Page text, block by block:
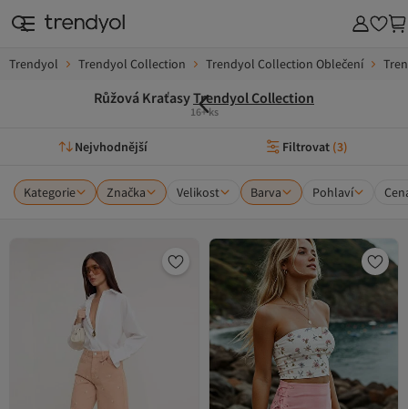
Trendyol Trendyol Collection Trendyol Collection Oblečení
Růžová KraťasyTrendyol Collection
16+ ks
Nejvhodnější Filtrovat (3)
Kategorie Značka Velikost Barva Pohlaví